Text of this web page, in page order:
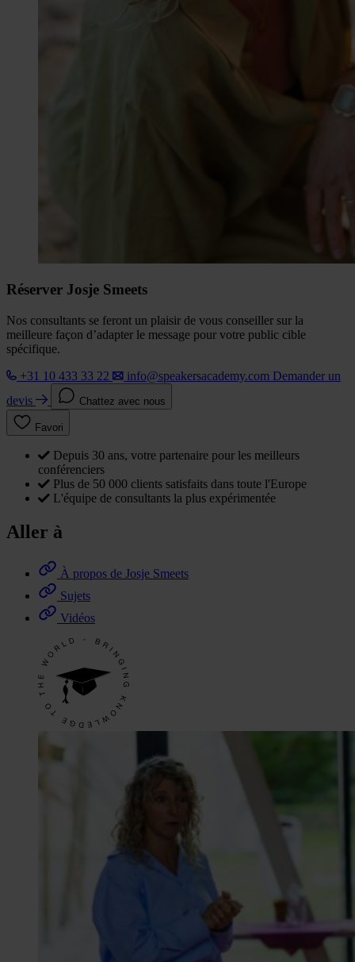
Réserver Josje Smeets
Nos consultants se feront un plaisir de vous conseiller sur la
meilleure façon d’adapter le message pour votre public cible
spécifique.
+31 10 433 33 22
info@speakersacademy.com Demander un
devis
Chattez avec nous
Favori
Depuis 30 ans, votre partenaire pour les meilleurs
conférenciers
Plus de 50 000 clients satisfaits dans toute l'Europe
L'équipe de consultants la plus expérimentée
Aller à
À propos de Josje Smeets
Sujets
Vidéos